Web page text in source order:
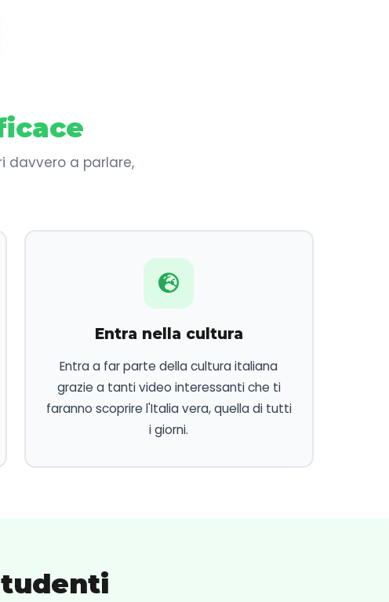
davvero a parlare,
Entra nella cultura
Entra a far parte della cultura italiana
grazie a tanti video interessanti che ti
faranno scoprire l'Italia vera, quella di tutti
i giorni.